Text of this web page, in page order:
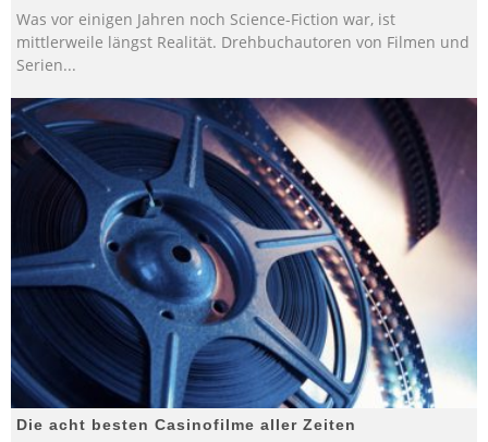
Was vor einigen Jahren noch Science-Fiction war, ist
mittlerweile längst Realität. Drehbuchautoren von Filmen und
Serien...
Die acht besten Casinofilme aller Zeiten